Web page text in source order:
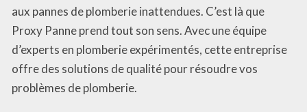
aux pannes de plomberie inattendues. C’est là que
Proxy Panne prend tout son sens. Avec une équipe
d’experts en plomberie expérimentés, cette entreprise
offre des solutions de qualité pour résoudre vos
problèmes de plomberie.